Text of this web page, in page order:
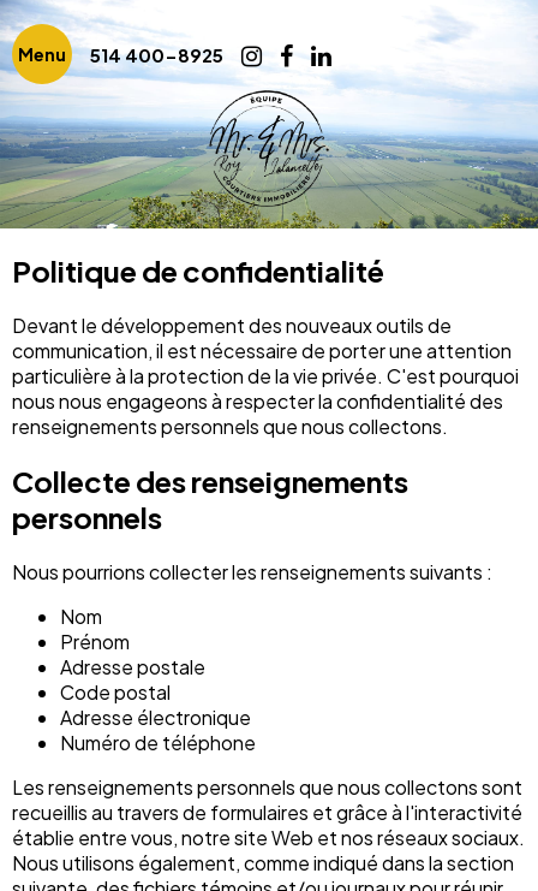
Menu 514 400-8925
Politique de confidentialité
Devant le développement des nouveaux outils de
communication, il est nécessaire de porter une attention
particulière à la protection de la vie privée. C'est pourquoi
nous nous engageons à respecter la confidentialité des
renseignements personnels que nous collectons.
Collecte des renseignements
personnels
Nous pourrions collecter les renseignements suivants :
Nom
Prénom
Adresse postale
Code postal
Adresse électronique
Numéro de téléphone
Les renseignements personnels que nous collectons sont
recueillis au travers de formulaires et grâce à l'interactivité
établie entre vous, notre site Web et nos réseaux sociaux.
Nous utilisons également, comme indiqué dans la section